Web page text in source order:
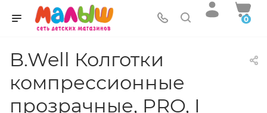
0
B.Well Колготки
компрессионные
прозрачные, PRO, I